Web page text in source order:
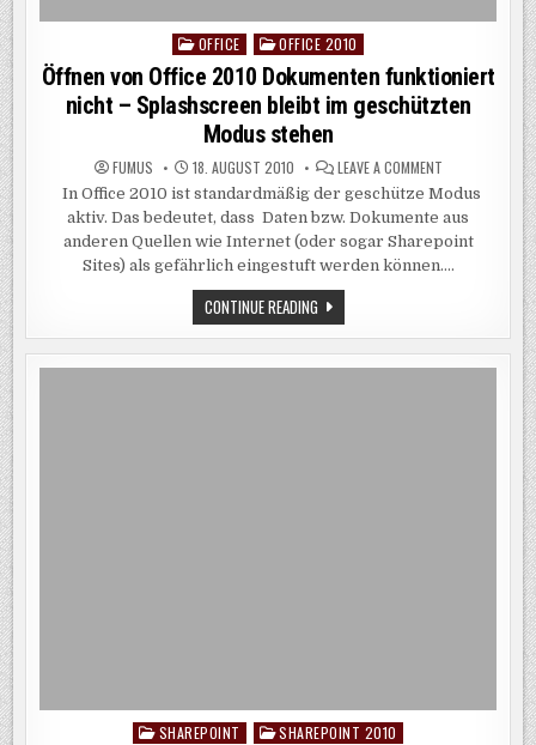
Posted
in
OFFICE OFFICE 2010
Öffnen von Office 2010 Dokumenten funktioniert
nicht – Splashscreen bleibt im geschützten
Modus stehen
FUMUS 18. AUGUST 2010 LEAVE A COMMENTON
VON
OFFICE
2010
DOKUMENTEN
FUNKTIONIERT
NICHT
SPLASHSCREEN
GESCHÜTZTEN
MODUS
STEHEN
In Office 2010 ist standardmäßig der geschütze Modus
aktiv. Das bedeutet, dass Daten bzw. Dokumente aus
anderen Quellen wie Internet (oder sogar Sharepoint
Sites) als gefährlich eingestuft werden können….
CONTINUE READINGÖFFNEN
VON
OFFICE
2010
DOKUMENTEN
Posted
SHAREPOINT SHAREPOINT 2010